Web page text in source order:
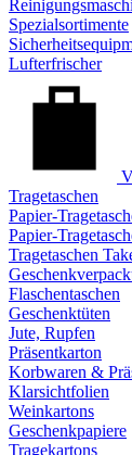
Spezialsortimente
Lufterfrischer
Tragetaschen
Papier-
Papier-
Tragetaschen
Flaschentaschen
Geschenktüten
Jute, Rupfen
Präsentkarton
Korbwaren &
Klarsichtfolien
Weinkartons
Geschenkpapiere
Tragekartons